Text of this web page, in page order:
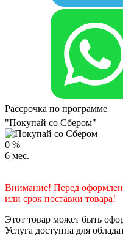
Рассрочка по программе
"Покупай со Сбером"
0 %
6 мес.
Внимание! Перед
или срок поставки товара!
Этот товар может быть
Услуга доступна для